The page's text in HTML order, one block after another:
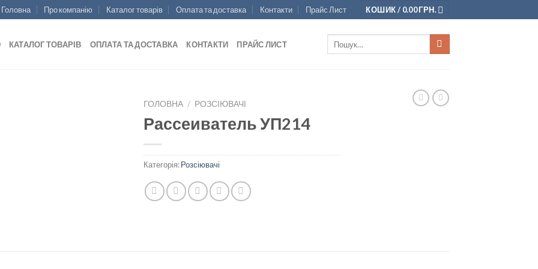
Головна Про компанію Каталог товарів Оплата та доставка Контакти Прайс Лист КОШИК / 0.00ГРН.
КАТАЛОГ ТОВАРІВ ОПЛАТА ТА ДОСТАВКА КОНТАКТИ ПРАЙС ЛИСТ
ГОЛОВНА / РОЗСІЮВАЧІ
Рассеиватель УП214
Категорія:Розсіювачі